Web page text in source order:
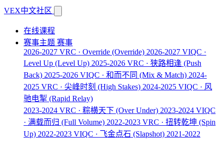
VEX中文社区
在线课程
赛事主题 赛事
2026-2027 VRC · Override (Override) 2026-2027 VIQC ·
Level Up (Level Up) 2025-2026 VRC · 狭路相逢 (Push
Back) 2025-2026 VIQC · 和而不同 (Mix & Match) 2024-
2025 VRC · 尖峰时刻 (High Stakes) 2024-2025 VIQC · 风
驰电掣 (Rapid Relay)
2023-2024 VRC · 粽横天下 (Over Under) 2023-2024 VIQC
· 满载而归 (Full Volume) 2022-2023 VRC · 扭转乾坤 (Spin
Up) 2022-2023 VIQC · 飞金点石 (Slapshot) 2021-2022